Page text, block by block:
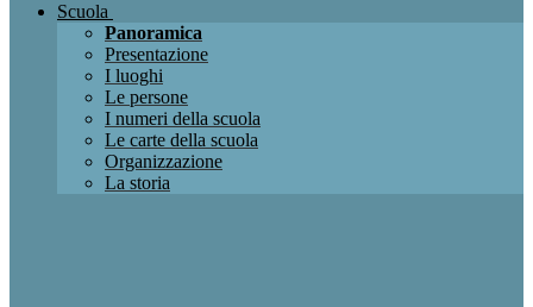
Scuola
Panoramica
Presentazione
I luoghi
Le persone
I numeri della scuola
Le carte della scuola
Organizzazione
La storia